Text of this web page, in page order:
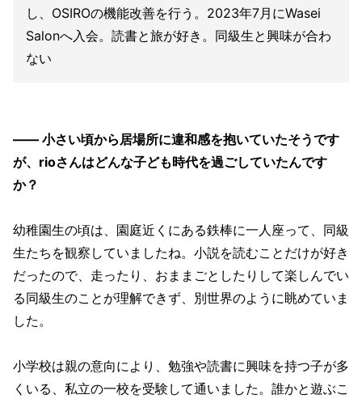
し、OSIROの機能改善を行う。2023年7月にWasei
Salonへ入会。読書と旅が好き。同級生と興味が合わ
ない
—— 小さい頃から居場所に違和感を抱いていたそうです
が、rioさんはどんな子ども時代を過ごしていたんです
か？
幼稚園生の頃は、園庭近くにある鉄棒に一人座って、同級
生たちを観察していましたね。小説を読むことだけが好き
だったので、走ったり、おままごとしたりして楽しんでい
る同級生のことが理解できず、別世界のように眺めていま
した。
小学校は親の意向により、勉強や読書に興味を持つ子が多
くいる、私立の一校を受験して通いました。誰かと遊ぶこ